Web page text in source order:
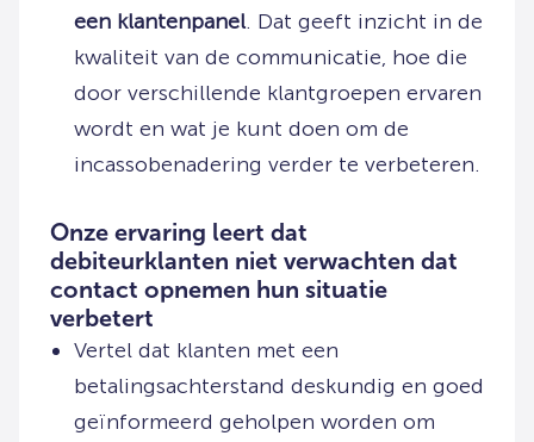
een klantenpanel. Dat geeft inzicht in de
kwaliteit van de communicatie, hoe die
door verschillende klantgroepen ervaren
wordt en wat je kunt doen om de
incassobenadering verder te verbeteren.
Onze ervaring leert dat
debiteurklanten niet verwachten dat
contact opnemen hun situatie
verbetert
Vertel dat klanten met een
betalingsachterstand deskundig en goed
geïnformeerd geholpen worden om